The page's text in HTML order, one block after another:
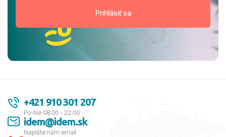
+421 910 301 207
Po-Ne 08:00 - 22:00
idem@idem.sk
Napíšte nám email